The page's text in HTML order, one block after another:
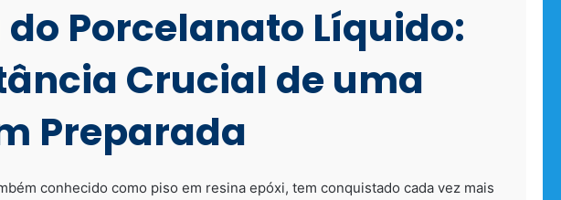
do Porcelanato Líquido:
Crucial de uma
Preparada
conhecido como piso em resina epóxi, tem conquistado cada vez mais